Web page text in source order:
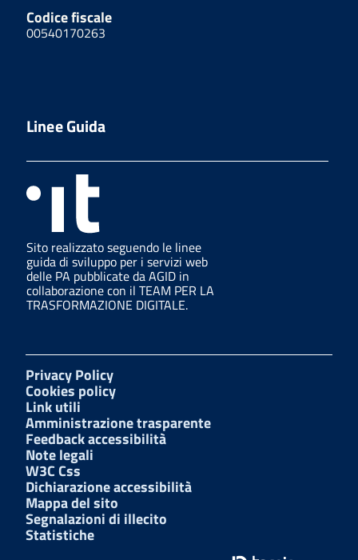
Codice fiscale
00540170263
Linee Guida
Sito realizzato seguendo le linee
guida di sviluppo per i servizi web
delle PA pubblicate da AGID in
collaborazione con il TEAM PER LA
TRASFORMAZIONE DIGITALE.
Privacy Policy
Cookies policy
Link utili
Amministrazione trasparente
Feedback accessibilità
Note legali
W3C Css
Dichiarazione accessibilità
Mappa del sito
Segnalazioni di illecito
Statistiche